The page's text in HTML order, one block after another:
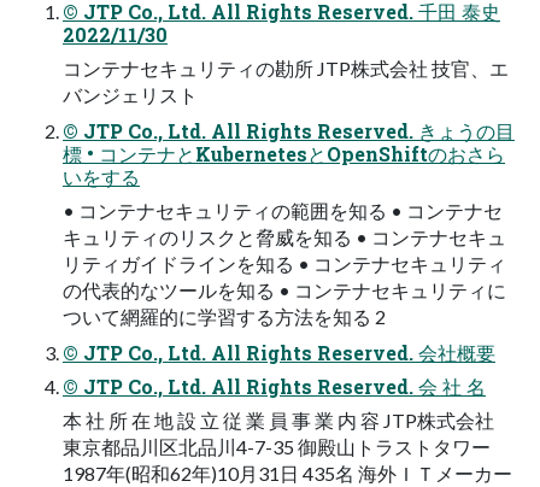
© JTP Co., Ltd. All Rights Reserved. 千⽥ 泰史
2022/11/30
コンテナセキュリティの勘所 JTP株式会社 技官、エ
バンジェリスト
© JTP Co., Ltd. All Rights Reserved. きょうの⽬
標 • コンテナとKubernetesとOpenShiftのおさら
いをする
• コンテナセキュリティの範囲を知る • コンテナセ
キュリティのリスクと脅威を知る • コンテナセキュ
リティガイドラインを知る • コンテナセキュリティ
の代表的なツールを知る • コンテナセキュリティに
ついて網羅的に学習する⽅法を知る 2
© JTP Co., Ltd. All Rights Reserved. 会社概要
© JTP Co., Ltd. All Rights Reserved. 会 社 名
本 社 所 在 地 設 ⽴ 従 業 員 事 業 内 容 JTP株式会社
東京都品川区北品川4-7-35 御殿⼭トラストタワー
1987年(昭和62年)10⽉31⽇ 435名 海外ＩＴメーカー